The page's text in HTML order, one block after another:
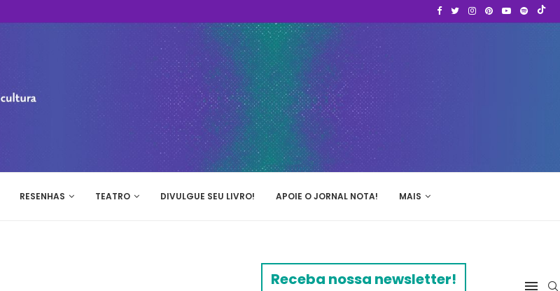
RESENHAS TEATRO DIVULGUE SEU LIVRO! APOIE O JORNAL NOTA! MAIS
Receba nossa newsletter!